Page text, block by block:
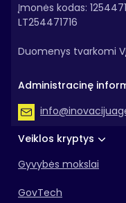
Veiklos kryptys
Gyvybės mokslai
GovTech
Įmonės kodas:
LT254471716
Duomenys tvarkomi
Administracinę